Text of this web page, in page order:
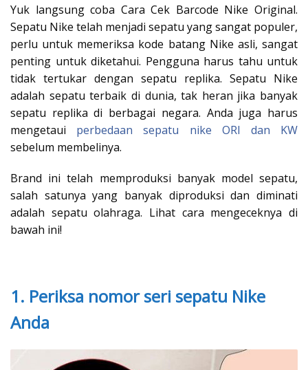
Yuk langsung coba Cara Cek Barcode Nike Original.
Sepatu Nike telah menjadi sepatu yang sangat populer,
perlu untuk memeriksa kode batang Nike asli, sangat
penting untuk diketahui. Pengguna harus tahu untuk
tidak tertukar dengan sepatu replika. Sepatu Nike
adalah sepatu terbaik di dunia, tak heran jika banyak
sepatu replika di berbagai negara. Anda juga harus
mengetaui perbedaan sepatu nike ORI dan KW
sebelum membelinya.
Brand ini telah memproduksi banyak model sepatu,
salah satunya yang banyak diproduksi dan diminati
adalah sepatu olahraga. Lihat cara mengeceknya di
bawah ini!
1. Periksa nomor seri sepatu Nike
Anda